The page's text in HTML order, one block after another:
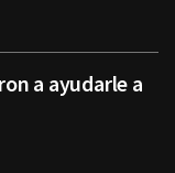
a ayudarle a